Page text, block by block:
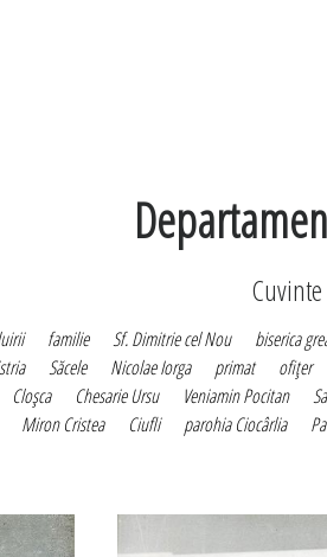
familie Sf. Dimitrie cel Nou biserica
Săcele Nicolae Iorga primat ofiţer
Cloşca Chesarie Ursu Veniamin Pocitan
Miron Cristea Ciufli parohia Ciocârlia